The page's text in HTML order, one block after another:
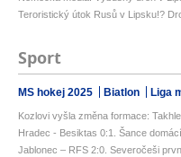
Teroristický útok Rusů v Lipsku!?
Sport
MS hokej 2025 Biatlon Liga
Kozlovi vyšla změna formace:
Hradec - Besiktas 0:1. Šance
Jablonec – RFS 2:0. Severočeši